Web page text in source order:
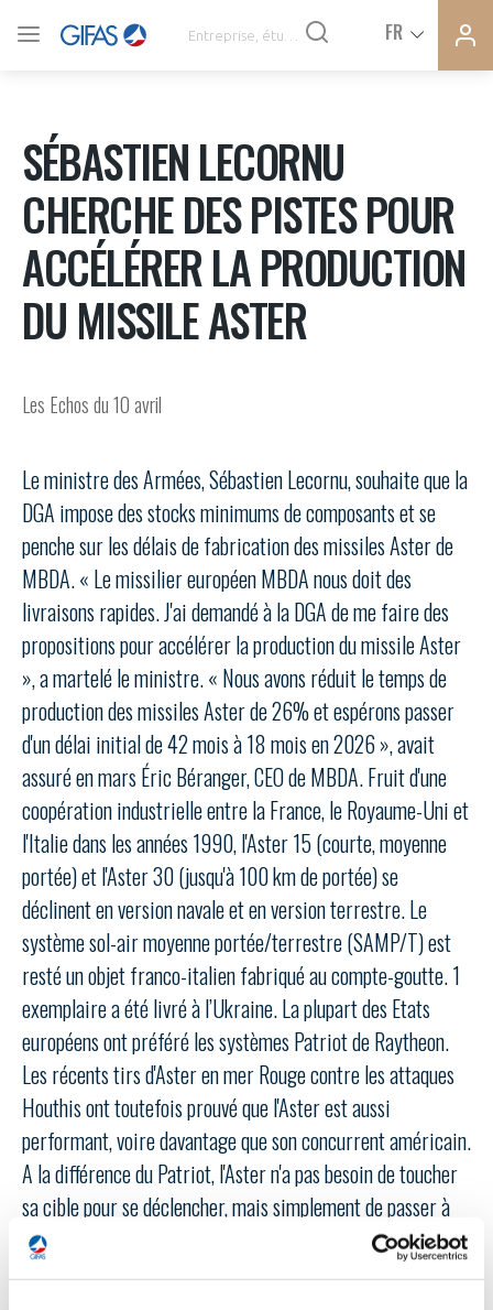
FR
À LA UNE
SYNTHÈSE DE PRESSE
LE GIFAS
PRÉSENTATION
NOTRE VISION
NOTRE HISTOIRE
ORGANISATION
LE CONSEIL DU GIFAS
L’ÉQUIPE DU GIFAS
NOS RÉSEAUX À L'INTERNATIONAL
FONCTIONNEMENT
GEADS
COMITÉ AERO PME
STARTAIR
COMMISSIONS ET COMITÉS
ACCOMPAGNEMENT DE NOS ADHÉRENTS
LES PROGRAMMES DU GIFAS
UN ÉCOSYSTÈME INTÉGRÉ ET COHÉRENT
POURQUOI DEVENIR MEMBRE ?
LA MÉDIATION
LA MÉDIATION DANS LA FILIÈRE AÉRONAUTIQUE ET SPATIALE
LE MÉDIATEUR DE LA FILIÈRE AÉRONAUTIQUE ET SPATIALE
MÉDIATION ET CHARTE D’ENGAGEMENT SUR LES RELATIONS ENTRE
CLIENTS ET FOURNISSEURS
LA MÉDIATION AU-DELÀ DE LA FILIÈRE AÉRONAUTIQUE ET SPATIALE
LE SALON DU BOURGET
L'OBSERVATOIRE
CHIFFRES CLÉS
LES ENJEUX
LES PUBLICATIONS
SÉBASTIEN LECORNU
CHERCHE DES PISTES POUR
ACCÉLÉRER LA PRODUCTION
DU MISSILE ASTER
Les Echos du 10 avril
Le ministre des Armées, Sébastien Lecornu, souhaite que la
DGA impose des stocks minimums de composants et se
penche sur les délais de fabrication des missiles Aster de
MBDA. « Le missilier européen MBDA nous doit des
livraisons rapides. J'ai demandé à la DGA de me faire des
propositions pour accélérer la production du missile Aster
», a martelé le ministre. « Nous avons réduit le temps de
production des missiles Aster de 26% et espérons passer
d'un délai initial de 42 mois à 18 mois en 2026 », avait
assuré en mars Éric Béranger, CEO de MBDA. Fruit d'une
coopération industrielle entre la France, le Royaume-Uni et
l'Italie dans les années 1990, l'Aster 15 (courte, moyenne
portée) et l'Aster 30 (jusqu'à 100 km de portée) se
déclinent en version navale et en version terrestre. Le
système sol-air moyenne portée/terrestre (SAMP/T) est
resté un objet franco-italien fabriqué au compte-goutte. 1
exemplaire a été livré à l’Ukraine. La plupart des Etats
européens ont préféré les systèmes Patriot de Raytheon.
Les récents tirs d'Aster en mer Rouge contre les attaques
Houthis ont toutefois prouvé que l'Aster est aussi
performant, voire davantage que son concurrent américain.
A la différence du Patriot, l'Aster n'a pas besoin de toucher
sa cible pour se déclencher, mais simplement de passer à
proximité. Pendant des années, MBDA n'est parvenu à
maintenir en activité son usine d'assemblage finale à la
VOUS ÊTES ADHÉRENTS
CONNEXION
VOUS ÊTES UN PROFESSIONNEL DE LA FILIÈRE ?
Rejoignez une filière d’excellence et développez
votre réseau au sein d’un écosystème intégré et
cohérent
Découvrez les avantages d'adhérer au GIFAS.
Rencontres, salons, données sectorielles,
programmes ...
DEMANDE D’ADHÉSION
DEMANDE D’ADHÉSION
Avez-vous un statut de droit français ?
OUI NON